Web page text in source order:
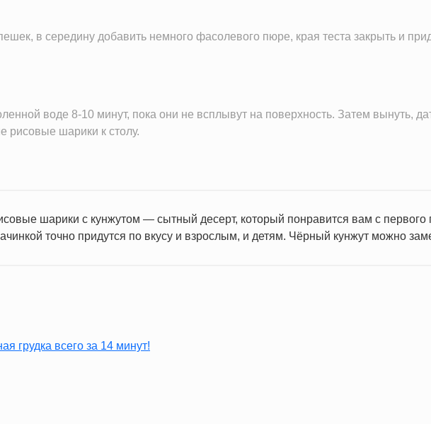
в середину добавить немного фасолевого пюре, края теста закрыть и
воде 8-10 минут, пока они не всплывут на поверхность. Затем вынуть,
рисовые шарики к столу.
шарики с кунжутом — сытный десерт, который понравится вам с
точно придутся по вкусу и взрослым, и детям. Чёрный кунжут можно